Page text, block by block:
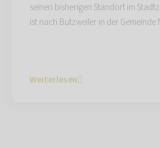
seinen bisherigen Standort im
ist nach Butzweiler in der Gemeinde
Weiterlesen